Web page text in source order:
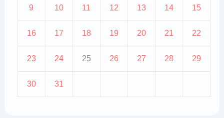
9 10 11 12 13 14 15
16 17 18 19 20 21 22
23 24 25 26 27 28 29
30 31